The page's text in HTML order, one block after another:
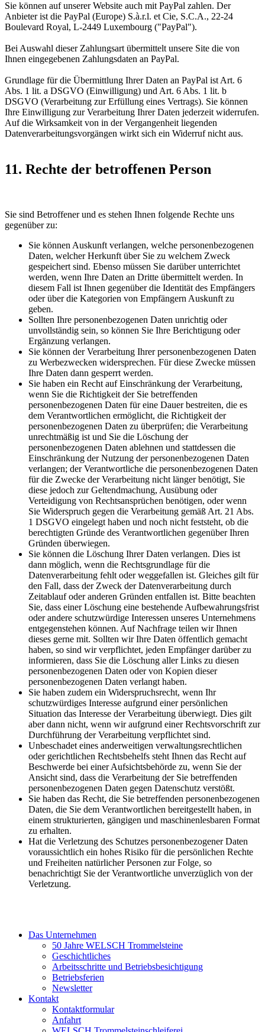
Sie können auf unserer Website auch mit PayPal zahlen. Der
Anbieter ist die PayPal (Europe) S.à.r.l. et Cie, S.C.A., 22-24
Boulevard Royal, L-2449 Luxembourg ("PayPal").
Bei Auswahl dieser Zahlungsart übermittelt unsere Site die von
Ihnen eingegebenen Zahlungsdaten an PayPal.
Grundlage für die Übermittlung Ihrer Daten an PayPal ist Art. 6
Abs. 1 lit. a DSGVO (Einwilligung) und Art. 6 Abs. 1 lit. b
DSGVO (Verarbeitung zur Erfüllung eines Vertrags). Sie können
Ihre Einwilligung zur Verarbeitung Ihrer Daten jederzeit widerrufen.
Auf die Wirksamkeit von in der Vergangenheit liegenden
Datenverarbeitungsvorgängen wirkt sich ein Widerruf nicht aus.
11. Rechte der betroffenen Person
Sie sind Betroffener und es stehen Ihnen folgende Rechte uns
gegenüber zu:
Sie können Auskunft verlangen, welche personenbezogenen
Daten, welcher Herkunft über Sie zu welchem Zweck
gespeichert sind. Ebenso müssen Sie darüber unterrichtet
werden, wenn Ihre Daten an Dritte übermittelt werden. In
diesem Fall ist Ihnen gegenüber die Identität des Empfängers
oder über die Kategorien von Empfängern Auskunft zu
geben.
Sollten Ihre personenbezogenen Daten unrichtig oder
unvollständig sein, so können Sie Ihre Berichtigung oder
Ergänzung verlangen.
Sie können der Verarbeitung Ihrer personenbezogenen Daten
zu Werbezwecken widersprechen. Für diese Zwecke müssen
Ihre Daten dann gesperrt werden.
Sie haben ein Recht auf Einschränkung der Verarbeitung,
wenn Sie die Richtigkeit der Sie betreffenden
personenbezogenen Daten für eine Dauer bestreiten, die es
dem Verantwortlichen ermöglicht, die Richtigkeit der
personenbezogenen Daten zu überprüfen; die Verarbeitung
unrechtmäßig ist und Sie die Löschung der
personenbezogenen Daten ablehnen und stattdessen die
Einschränkung der Nutzung der personenbezogenen Daten
verlangen; der Verantwortliche die personenbezogenen Daten
für die Zwecke der Verarbeitung nicht länger benötigt, Sie
diese jedoch zur Geltendmachung, Ausübung oder
Verteidigung von Rechtsansprüchen benötigen, oder wenn
Sie Widerspruch gegen die Verarbeitung gemäß Art. 21 Abs.
1 DSGVO eingelegt haben und noch nicht feststeht, ob die
berechtigten Gründe des Verantwortlichen gegenüber Ihren
Gründen überwiegen.
Sie können die Löschung Ihrer Daten verlangen. Dies ist
dann möglich, wenn die Rechtsgrundlage für die
Datenverarbeitung fehlt oder weggefallen ist. Gleiches gilt für
den Fall, dass der Zweck der Datenverarbeitung durch
Zeitablauf oder anderen Gründen entfallen ist. Bitte beachten
Sie, dass einer Löschung eine bestehende Aufbewahrungsfrist
oder andere schutzwürdige Interessen unseres Unternehmens
entgegenstehen können. Auf Nachfrage teilen wir Ihnen
dieses gerne mit. Sollten wir Ihre Daten öffentlich gemacht
haben, so sind wir verpflichtet, jeden Empfänger darüber zu
informieren, dass Sie die Löschung aller Links zu diesen
personenbezogenen Daten oder von Kopien dieser
personenbezogenen Daten verlangt haben.
Sie haben zudem ein Widerspruchsrecht, wenn Ihr
schutzwürdiges Interesse aufgrund einer persönlichen
Situation das Interesse der Verarbeitung überwiegt. Dies gilt
aber dann nicht, wenn wir aufgrund einer Rechtsvorschrift zur
Durchführung der Verarbeitung verpflichtet sind.
Unbeschadet eines anderweitigen verwaltungsrechtlichen
oder gerichtlichen Rechtsbehelfs steht Ihnen das Recht auf
Beschwerde bei einer Aufsichtsbehörde zu, wenn Sie der
Ansicht sind, dass die Verarbeitung der Sie betreffenden
personenbezogenen Daten gegen Datenschutz verstößt.
Sie haben das Recht, die Sie betreffenden personenbezogenen
Daten, die Sie dem Verantwortlichen bereitgestellt haben, in
einem strukturierten, gängigen und maschinenlesbaren Format
zu erhalten.
Hat die Verletzung des Schutzes personenbezogener Daten
voraussichtlich ein hohes Risiko für die persönlichen Rechte
und Freiheiten natürlicher Personen zur Folge, so
benachrichtigt Sie der Verantwortliche unverzüglich von der
Verletzung.
Das Unternehmen
50 Jahre WELSCH Trommelsteine
Geschichtliches
Arbeitsschritte und Betriebsbesichtigung
Betriebsferien
Newsletter
Kontakt
Kontaktformular
Anfahrt